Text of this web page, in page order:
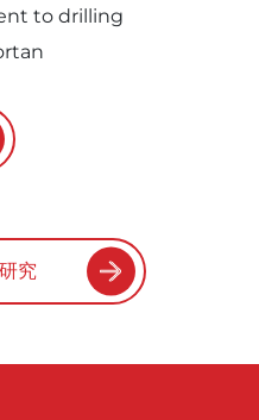
to drilling
究